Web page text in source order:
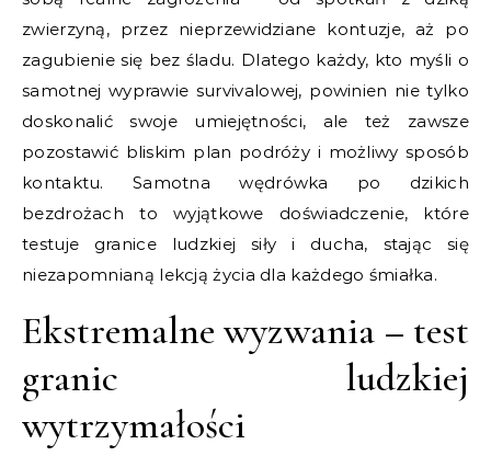
zwierzyną, przez nieprzewidziane kontuzje, aż po
zagubienie się bez śladu. Dlatego każdy, kto myśli o
samotnej wyprawie survivalowej, powinien nie tylko
doskonalić swoje umiejętności, ale też zawsze
pozostawić bliskim plan podróży i możliwy sposób
kontaktu. Samotna wędrówka po dzikich
bezdrożach to wyjątkowe doświadczenie, które
testuje granice ludzkiej siły i ducha, stając się
niezapomnianą lekcją życia dla każdego śmiałka.
Ekstremalne wyzwania – test
granic ludzkiej
wytrzymałości